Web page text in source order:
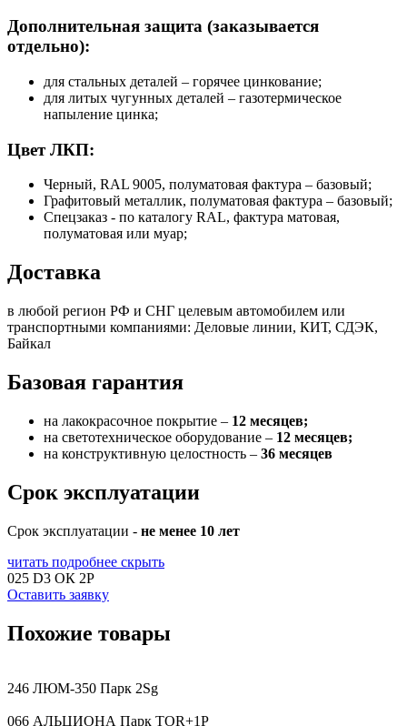
Дополнительная защита (заказывается
отдельно):
для стальных деталей – горячее цинкование;
для литых чугунных деталей – газотермическое
напыление цинка;
Цвет ЛКП:
Черный, RAL 9005, полуматовая фактура – базовый;
Графитовый металлик, полуматовая фактура – базовый;
Спецзаказ - по каталогу RAL, фактура матовая,
полуматовая или муар;
Доставка
в любой регион РФ и СНГ целевым автомобилем или
транспортными компаниями: Деловые линии, КИТ, СДЭК,
Байкал
Базовая гарантия
на лакокрасочное покрытие – 12 месяцев;
на светотехническое оборудование – 12 месяцев;
на конструктивную целостность – 36 месяцев
Срок эксплуатации
Срок эксплуатации - не менее 10 лет
читать подробнее скрыть
025 D3 ОК 2P
Оставить заявку
Похожие товары
246 ЛЮМ-350 Парк 2Sg
066 АЛЬЦИОНА Парк TOR+1P